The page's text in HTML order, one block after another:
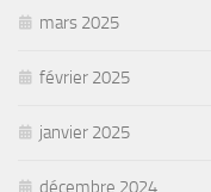
mars 2025
février 2025
janvier 2025
décembre 2024